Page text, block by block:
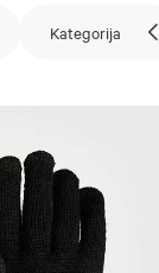
Kategorija